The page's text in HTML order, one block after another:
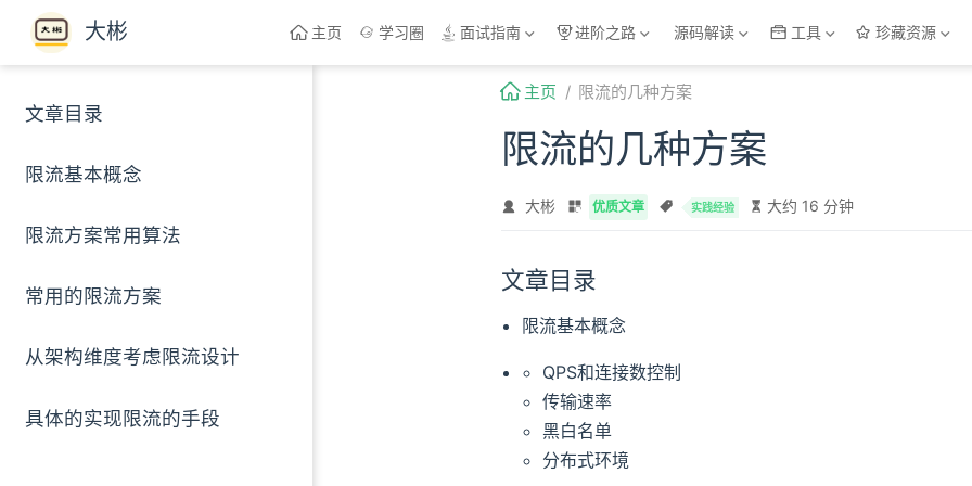
Skip to content
大彬 主页 学习圈 面试指南 进阶之路 源码解读 工具 珍藏资源
文章目录
限流基本概念
限流方案常用算法
常用的限流方案
从架构维度考虑限流设计
具体的实现限流的手段
主页 限流的几种方案
限流的几种方案
大彬 优质文章 实践经验 大约 16 分钟
文章目录
限流基本概念
QPS和连接数控制
传输速率
黑白名单
分布式环境